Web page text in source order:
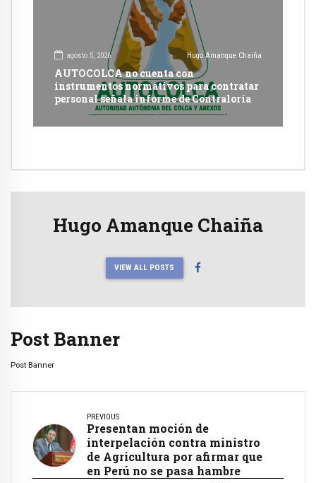
agosto 5, 2026 Hugo Amanque Chaiña
AUTOCOLCA no cuenta con
instrumentos normativos para contratar
personal señala informe de Contraloría
Hugo Amanque Chaiña
VIEW ALL POSTS
Post Banner
Post Banner
PREVIOUS
Presentan moción de
interpelación contra ministro
de Agricultura por afirmar que
en Perú no se pasa hambre